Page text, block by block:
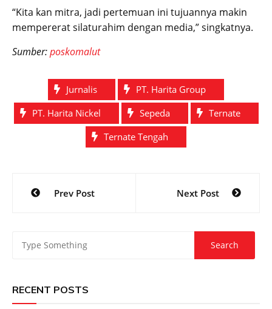
“Kita kan mitra, jadi pertemuan ini tujuannya makin
mempererat silaturahim dengan media,” singkatnya.
Sumber:poskomalut
Jurnalis
PT. Harita Group
PT. Harita Nickel
Sepeda
Ternate
Ternate Tengah
Post
navigation
Prev Post Next Post
RECENT POSTS